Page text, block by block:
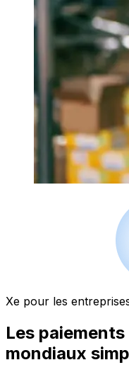
Xe pour les
Les
mondiaux